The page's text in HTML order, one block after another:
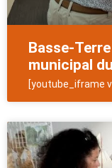
Basse-
municipal
[youtube_iframe